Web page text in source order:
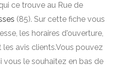
ce trouve au Rue de
(85). Sur cette fiche vous
les horaires d'ouverture,
avis clients.Vous pouvez
vous le souhaitez en bas de